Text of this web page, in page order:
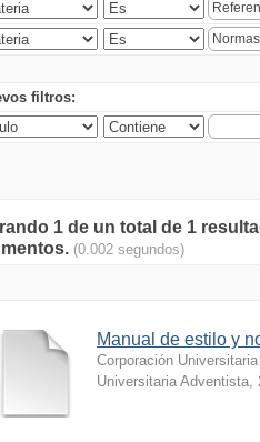
filtros:
1 de un total de 1
(0.002 segundos)
Manual de estilo y
Corporación
Universitaria Adventista,